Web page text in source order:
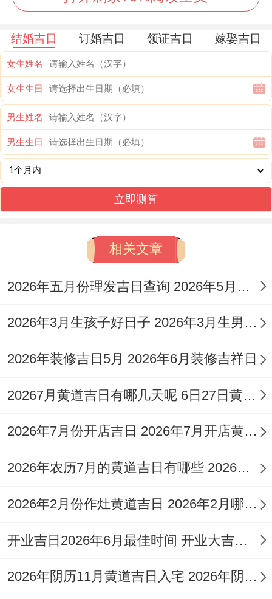
月
日
十
丑月
壬午
日
金
中
光、乔迁；
门
1
月
10
日
冬
月
廿
乙巳
年己
丑月
甲申
日
氐
土
貉
上
吉
宜:结婚、开
业、出行；
忌:安床、伐
九
乙巳
年己
丑月
辛卯
心
月
狐
中
1
19
腊
初
年己
丑月
日
尾
火
吉
宜:结婚、拆
忌：开业、
1
月
日
腊
月
二
乙巳
丑月
甲午
水
豹
上
宜:结婚、订
婚、祈福；
作灶
乙巳
结婚吉日 订婚吉日 领证吉日 嫁娶吉日
女生姓名
女生生日
男生姓名
男生生日
立即测算
相关文章
2026年五月份理发吉日查询 2026年5月份的理发吉日
2026年3月生孩子好日子 2026年3月生男孩还是女孩
2026年装修吉日5月 2026年6月装修吉祥日
20267月黄道吉日有哪几天呢 6日27日黄道吉日
2026年7月份开店吉日 2026年7月开店黄道吉日
2026年农历7月的黄道吉日有哪些 2026年农历7月16日黄道吉日吗
2026年2月份作灶黄道吉日 2026年2月哪天作灶好
开业吉日2026年6月最佳时间 开业大吉日子查询2026年6月
2026年阴历11月黄道吉日入宅 2026年阴历11月26适合搬家吗